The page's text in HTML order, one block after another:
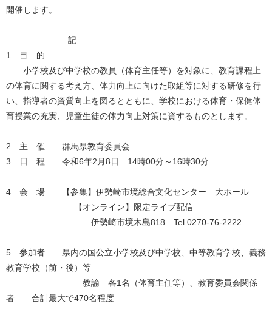
開催します。
記
1 目 的
小学校及び中学校の教員（体育主任等）を対象に、教育課程上
の体育に関する考え方、体力向上に向けた取組等に対する研修を行
い、指導者の資質向上を図るとともに、学校における体育・保健体
育授業の充実、児童生徒の体力向上対策に資するものとします。
2 主 催 群馬県教育委員会
3 日 程 令和6年2月8日 14時00分～16時30分
4 会 場 【参集】伊勢崎市境総合文化センター 大ホール
【オンライン】限定ライブ配信
伊勢崎市境木島818 Tel 0270-76-2222
5 参加者 県内の国公立小学校及び中学校、中等教育学校、義務
教育学校（前・後）等
教諭 各1名（体育主任等）、教育委員会関係
者 合計最大で470名程度